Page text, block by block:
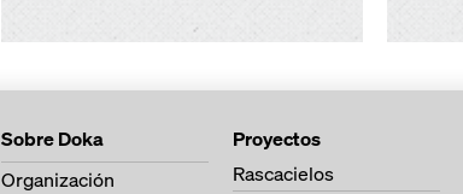
Sobre Doka
Organización
Proyectos
Rascacielos